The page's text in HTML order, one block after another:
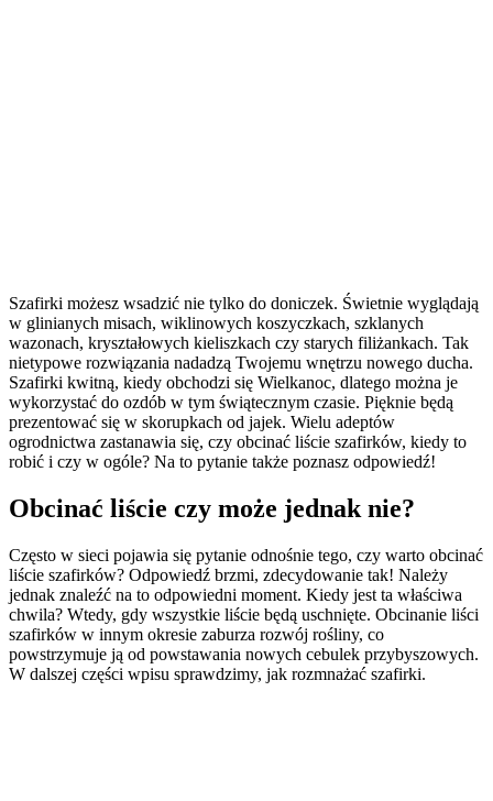
Szafirki możesz wsadzić nie tylko do doniczek. Świetnie wyglądają
w glinianych misach, wiklinowych koszyczkach, szklanych
wazonach, kryształowych kieliszkach czy starych filiżankach. Tak
nietypowe rozwiązania nadadzą Twojemu wnętrzu nowego ducha.
Szafirki kwitną, kiedy obchodzi się Wielkanoc, dlatego można je
wykorzystać do ozdób w tym świątecznym czasie. Pięknie będą
prezentować się w skorupkach od jajek. Wielu adeptów
ogrodnictwa zastanawia się, czy obcinać liście szafirków, kiedy to
robić i czy w ogóle? Na to pytanie także poznasz odpowiedź!
Obcinać liście czy może jednak nie?
Często w sieci pojawia się pytanie odnośnie tego, czy warto obcinać
liście szafirków? Odpowiedź brzmi, zdecydowanie tak! Należy
jednak znaleźć na to odpowiedni moment. Kiedy jest ta właściwa
chwila? Wtedy, gdy wszystkie liście będą uschnięte. Obcinanie liści
szafirków w innym okresie zaburza rozwój rośliny, co
powstrzymuje ją od powstawania nowych cebulek przybyszowych.
W dalszej części wpisu sprawdzimy, jak rozmnażać szafirki.